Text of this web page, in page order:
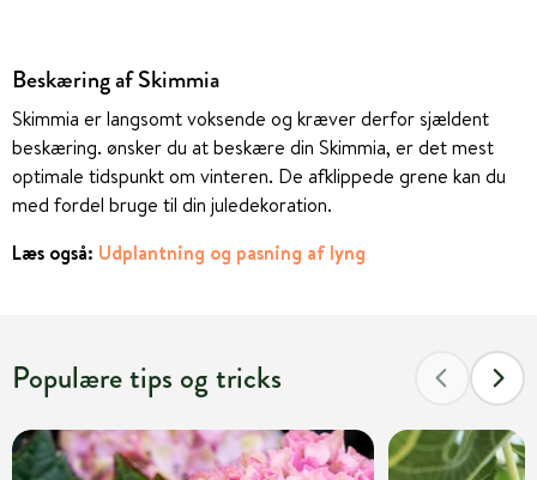
Beskæring af Skimmia
Skimmia er langsomt voksende og kræver derfor sjældent
beskæring. ønsker du at beskære din Skimmia, er det mest
optimale tidspunkt om vinteren. De afklippede grene kan du
med fordel bruge til din juledekoration.
Læs også: Udplantning og pasning af lyng
Populære tips og tricks